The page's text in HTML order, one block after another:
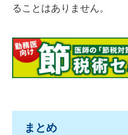
ることはありません。
まとめ